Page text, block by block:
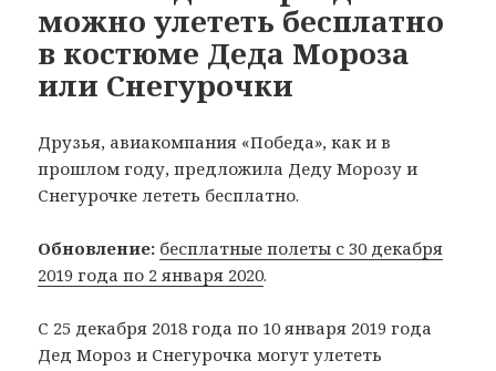
можно улететь бесплатно
в костюме Деда Мороза
или Снегурочки
Друзья, авиакомпания «Победа», как и в
прошлом году, предложила Деду Морозу и
Снегурочке лететь бесплатно.
Обновление: бесплатные полеты с 30 декабря
2019 года по 2 января 2020.
С 25 декабря 2018 года по 10 января 2019 года
Дед Мороз и Снегурочка могут улететь